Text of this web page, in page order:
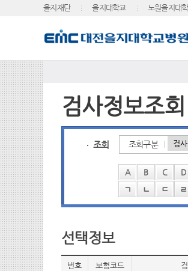
을지재단 을지대학교 노원을지대
검사정보조회
조회 조회구분
A B C D
ㄱ ㄴ ㄷ ㄹ
선택정보
번호 보험코드